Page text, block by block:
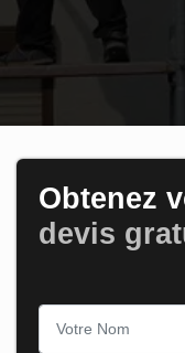
Obtenez
devis